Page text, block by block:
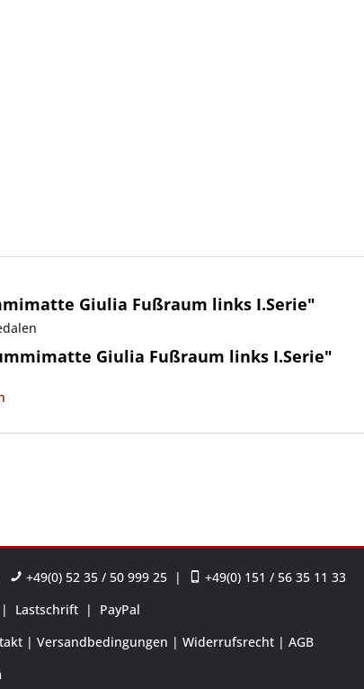
Giulia Fußraum links I.Serie"
Giulia Fußraum links I.Serie"
+49(0) 52 35 / 50 999 25 | +49(0) 151 / 56 35 11 33
| Lastschrift | PayPal
Versandbedingungen Widerrufsrecht AGB